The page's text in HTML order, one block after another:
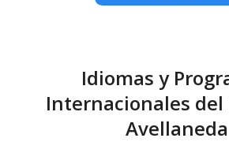
Idiomas y
Internacionales
Avellaneda